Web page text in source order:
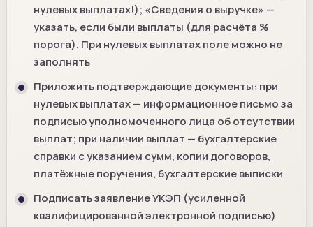
нулевых выплатах!); «Сведения о выручке» —
указать, если были выплаты (для расчёта %
порога). При нулевых выплатах поле можно не
заполнять
Приложить подтверждающие документы: при
нулевых выплатах — информационное письмо за
подписью уполномоченного лица об отсутствии
выплат; при наличии выплат — бухгалтерские
справки с указанием сумм, копии договоров,
платёжные поручения, бухгалтерские выписки
Подписать заявление УКЭП (усиленной
квалифицированной электронной подписью)